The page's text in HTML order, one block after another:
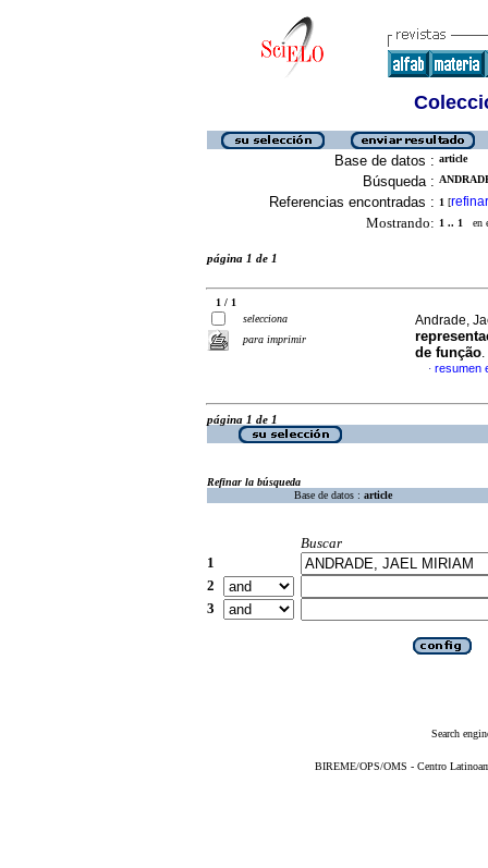
Base de datos : article
Búsqueda :
Referencias encontradas : 1 [refinar
Mostrando: 1 .. 1 en
página 1 de 1
1 / 1
selecciona
para imprimir
Andrade,
de função.
· resumen
página 1 de 1
Refinar la búsqueda
Base de datos : article
Buscar
1
2
3
Search
BIREME/OPS/OMS - Centro